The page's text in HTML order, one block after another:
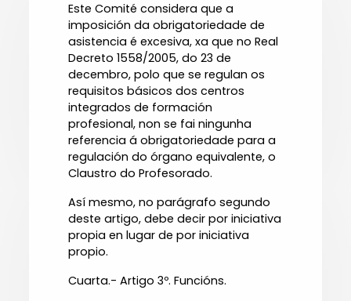
Este Comité considera que a
imposición da obrigatoriedade de
asistencia é excesiva, xa que no Real
Decreto 1558/2005, do 23 de
decembro, polo que se regulan os
requisitos básicos dos centros
integrados de formación
profesional, non se fai ningunha
referencia á obrigatoriedade para a
regulación do órgano equivalente, o
Claustro do Profesorado.
Así mesmo, no parágrafo segundo
deste artigo, debe decir por iniciativa
propia en lugar de por iniciativa
propio.
Cuarta.- Artigo 3º. Funcións.